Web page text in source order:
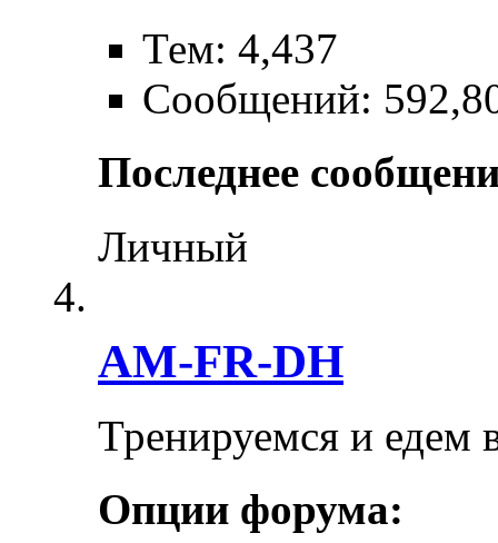
Тем: 4,437
Сообщений:
Последнее
Личный
AM-FR-DH
Тренируемся и едем
Опции форума: